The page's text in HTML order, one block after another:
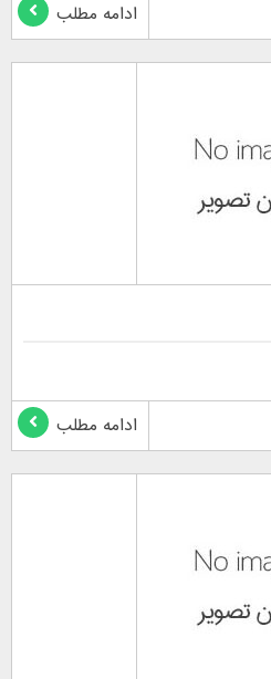
ادامه مطلب
ادامه مطلب